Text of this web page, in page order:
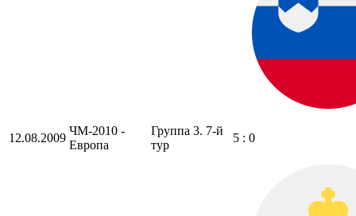
12.08.2009
ЧМ-2010 -
Европа
Группа 3. 7-й
тур
5 : 0